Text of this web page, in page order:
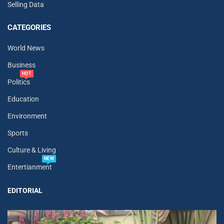
Selling Data
CATEGORIES
World News
Business
Politics
HOT
Education
Environment
Sports
Culture & Living
Entertianment
NEW
EDITORIAL